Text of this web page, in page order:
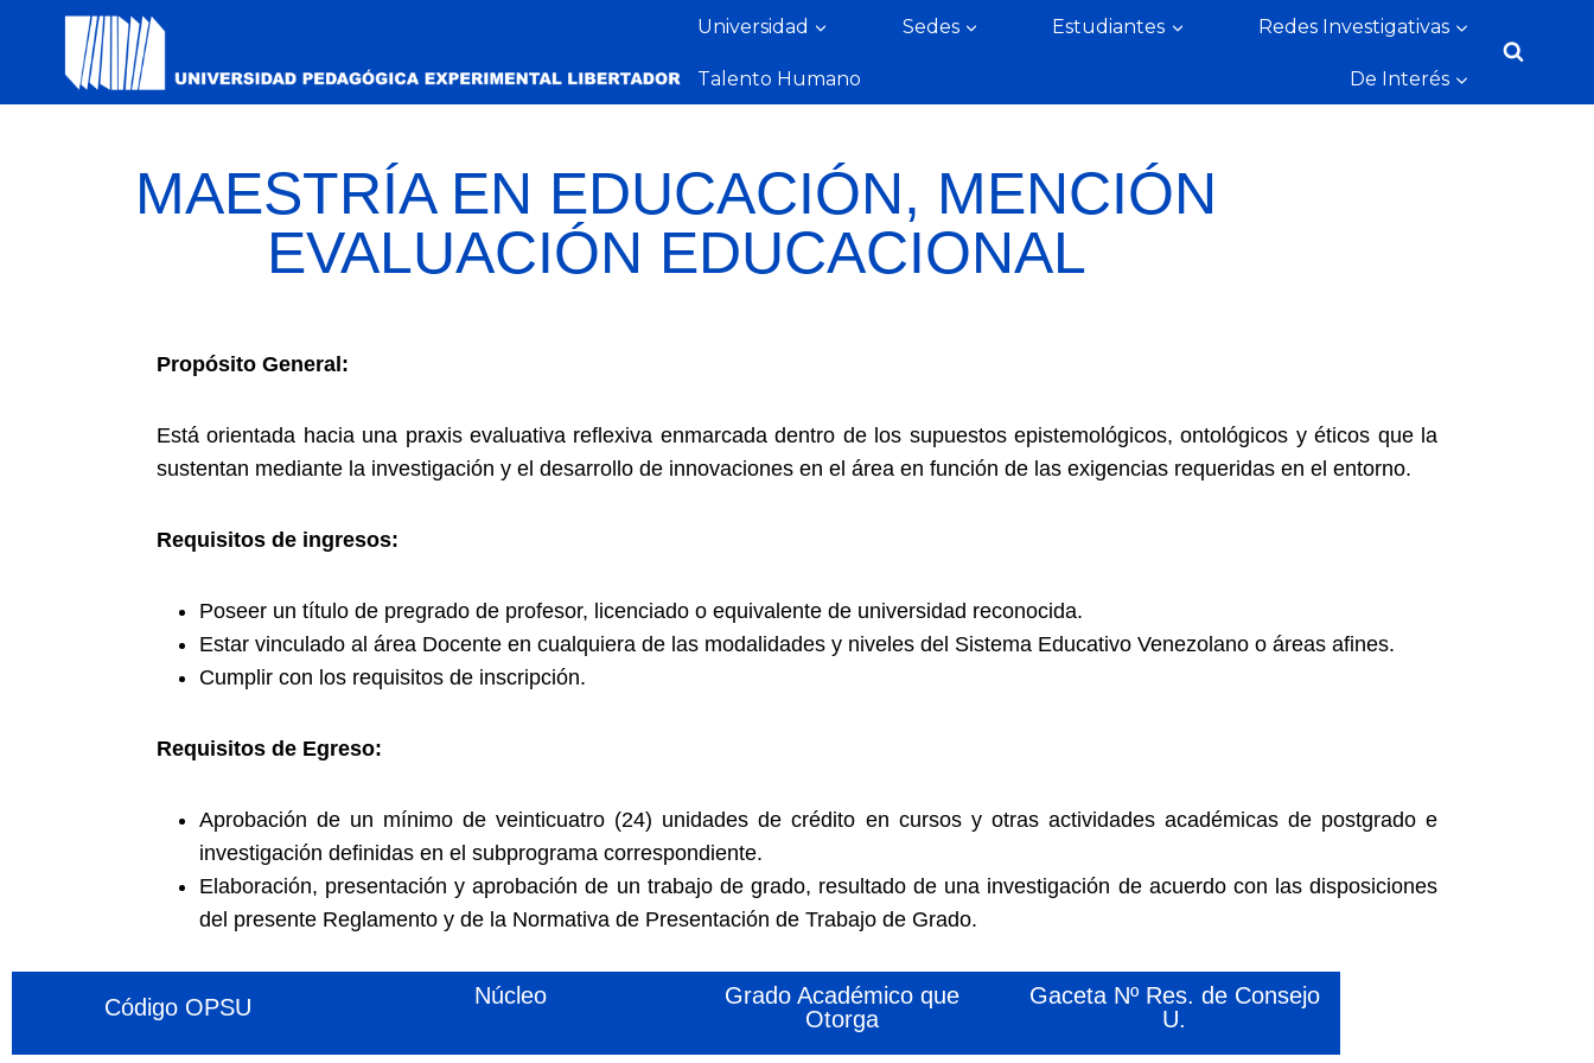
Universidad Sedes Estudiantes Redes Investigativas
Talento Humano De Interés
MAESTRÍA EN EDUCACIÓN, MENCIÓN
EVALUACIÓN EDUCACIONAL
Propósito General:
Está orientada hacia una praxis evaluativa reflexiva enmarcada dentro de los supuestos epistemológicos, ontológicos y éticos que la
sustentan mediante la investigación y el desarrollo de innovaciones en el área en función de las exigencias requeridas en el entorno.
Requisitos de ingresos:
Poseer un título de pregrado de profesor, licenciado o equivalente de universidad reconocida.
Estar vinculado al área Docente en cualquiera de las modalidades y niveles del Sistema Educativo Venezolano o áreas afines.
Cumplir con los requisitos de inscripción.
Requisitos de Egreso:
Aprobación de un mínimo de veinticuatro (24) unidades de crédito en cursos y otras actividades académicas de postgrado e
investigación definidas en el subprograma correspondiente.
Elaboración, presentación y aprobación de un trabajo de grado, resultado de una investigación de acuerdo con las disposiciones
del presente Reglamento y de la Normativa de Presentación de Trabajo de Grado.
Código OPSU Núcleo
Grado Académico que
Otorga
Gaceta Nº Res. de Consejo
U.